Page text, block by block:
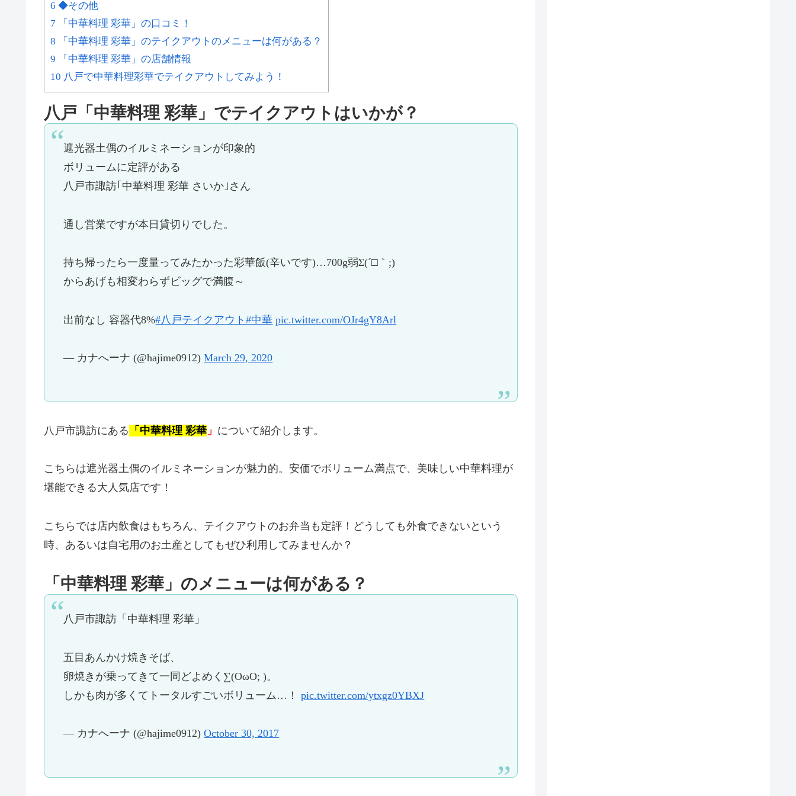
6 ◆その他
7 「中華料理 彩華」の口コミ！
8 「中華料理 彩華」のテイクアウトのメニューは何がある？
9 「中華料理 彩華」の店舗情報
10 八戸で中華料理彩華でテイクアウトしてみよう！
八戸「中華料理 彩華」でテイクアウトはいかが？
遮光器土偶のイルミネーションが印象的
ボリュームに定評がある
八戸市諏訪｢中華料理 彩華 さいか｣さん
通し営業ですが本日貸切りでした。
持ち帰ったら一度量ってみたかった彩華飯(辛いです)…700g弱Σ(´□｀;)
からあげも相変わらずビッグで満腹～
出前なし 容器代8%#八戸テイクアウト#中華 pic.twitter.com/OJr4gY8Arl
— カナへーナ (@hajime0912)March 29, 2020
八戸市諏訪にある 「中華料理 彩華 」 について紹介します。
こちらは遮光器土偶のイルミネーションが魅力的。安価でボリューム満点で、美味しい中華料理が
堪能できる大人気店です！
こちらでは店内飲食はもちろん、テイクアウトのお弁当も定評！どうしても外食できないという
時、あるいは自宅用のお土産としてもぜひ利用してみませんか？
「中華料理 彩華」のメニューは何がある？
八戸市諏訪「中華料理 彩華」
五目あんかけ焼きそば、
卵焼きが乗ってきて一同どよめく∑(OωO; )。
しかも肉が多くてトータルすごいボリューム…！pic.twitter.com/ytxgz0YBXJ
— カナへーナ (@hajime0912)October 30, 2017